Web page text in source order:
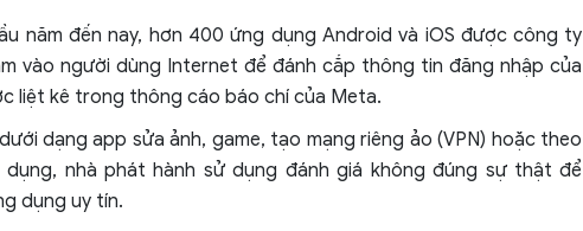
năm đến nay, hơn 400 ứng dụng Android và iOS được công ty
vào người dùng Internet để đánh cắp thông tin đăng nhập của
liệt kê trong thông cáo báo chí của Meta.
dạng app sửa ảnh, game, tạo mạng riêng ảo (VPN) hoặc theo
nhà phát hành sử dụng đánh giá không đúng sự thật để
dụng uy tín.